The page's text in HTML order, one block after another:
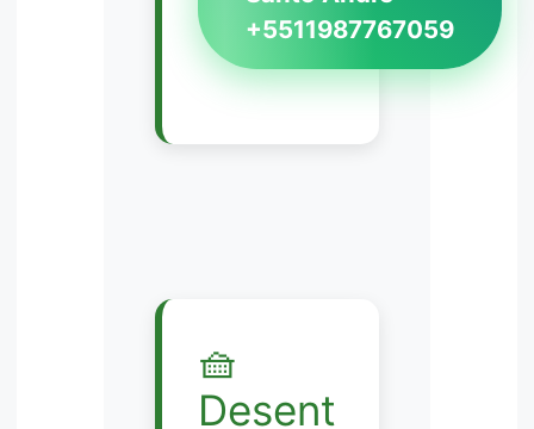
+5511987767059
🧺
Desent